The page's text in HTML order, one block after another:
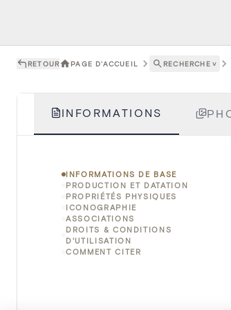
RETOUR PAGE D'ACCUEIL RECHERCHE ˅
INFORMATIONS
INFORMATIONS DE BASE
PRODUCTION ET DATATION
PROPRIÉTÉS PHYSIQUES
ICONOGRAPHIE
ASSOCIATIONS
DROITS & CONDITIONS
D'UTILISATION
COMMENT CITER